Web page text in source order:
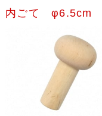
内ごて φ6.5cm